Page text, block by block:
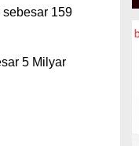
159
5 Milyar